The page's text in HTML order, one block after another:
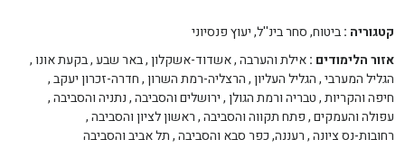
קטגוריה :ביטוח, סחר בינ''ל, יעוץ פנסיוני
אזור הלימודים :אילת והערבה,אשדוד-אשקלון,באר שבע,בקעת אונו,
הגליל המערבי,הגליל העליון,הרצליה-רמת השרון,חדרה-זכרון יעקב,
חיפה והקריות,טבריה ורמת הגולן,ירושלים והסביבה,נתניה והסביבה,
עפולה והעמקים,פתח תקווה והסביבה,ראשון לציון והסביבה,
רחובות-נס ציונה,רעננה, כפר סבא והסביבה,תל אביב והסביבה